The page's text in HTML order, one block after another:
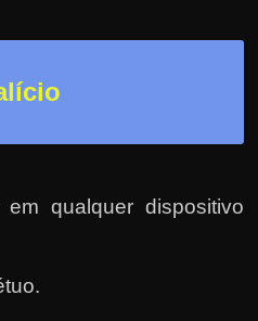
qualquer dispositivo